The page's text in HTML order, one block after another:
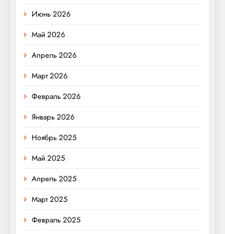
Июнь 2026
Май 2026
Апрель 2026
Март 2026
Февраль 2026
Январь 2026
Ноябрь 2025
Май 2025
Апрель 2025
Март 2025
Февраль 2025